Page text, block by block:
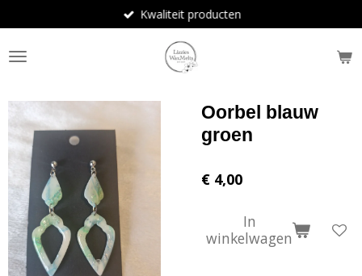
direct
naar
de
Kwaliteit producten
Oorbel blauw
groen
€ 4,00
In
winkelwagen